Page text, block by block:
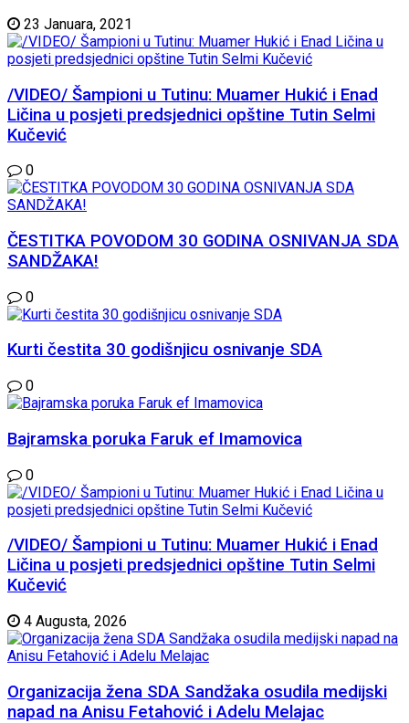
23 Januara, 2021
/VIDEO/ Šampioni u Tutinu: Muamer Hukić i Enad
Ličina u posjeti predsjednici opštine Tutin Selmi
Kučević
0
ČESTITKA POVODOM 30 GODINA OSNIVANJA SDA
SANDŽAKA!
0
Kurti čestita 30 godišnjicu osnivanje SDA
0
Bajramska poruka Faruk ef Imamovica
0
/VIDEO/ Šampioni u Tutinu: Muamer Hukić i Enad
Ličina u posjeti predsjednici opštine Tutin Selmi
Kučević
4 Augusta, 2026
Organizacija žena SDA Sandžaka osudila medijski
napad na Anisu Fetahović i Adelu Melajac